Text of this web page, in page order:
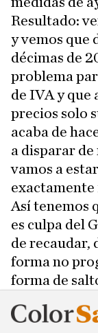
Resultado:
y vemos que
décimas de
problema
de IVA y que
precios solo
acaba de
a disparar de
vamos a
exactamente
Así tenemos
es culpa del
de recaudar,
forma no
forma de